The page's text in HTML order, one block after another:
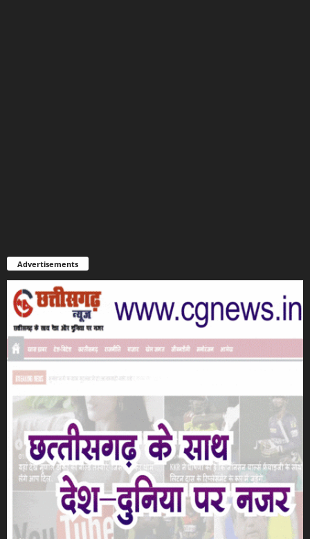
Advertisements